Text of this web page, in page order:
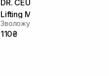
DR. CEURACLE Hyal Reyouth
Lifting Mask 1 шт
Зволожуюча маска для
110₴